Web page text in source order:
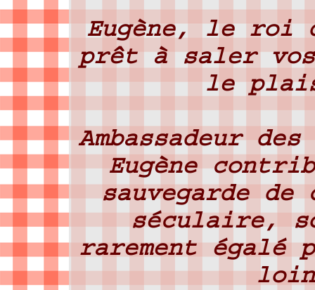
Eugène, le
prêt à saler
le
Ambassadeur
Eugène
sauvegarde
séculaire,
rarement égalé